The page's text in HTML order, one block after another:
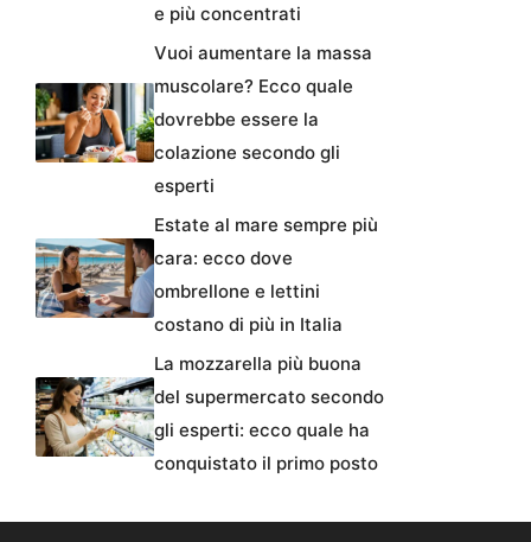
e più concentrati
Vuoi aumentare la massa
muscolare? Ecco quale
dovrebbe essere la
colazione secondo gli
esperti
Estate al mare sempre più
cara: ecco dove
ombrellone e lettini
costano di più in Italia
La mozzarella più buona
del supermercato secondo
gli esperti: ecco quale ha
conquistato il primo posto